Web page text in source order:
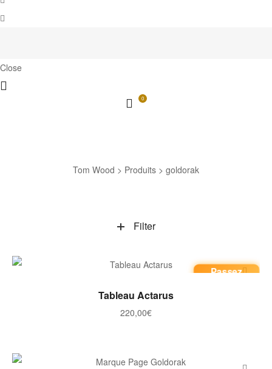
Close
0
Tom Wood > Produits > goldorak
Filter
Passez
AJOUTER AU PANIER
Tableau Actarus
220,00€